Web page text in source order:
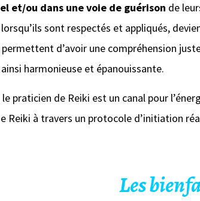
et/ou dans une voie de guérison de
sont respectés et appliqués,
d’avoir une compréhension
harmonieuse et épanouissante.
praticien de Reiki est un canal pour
Reiki à travers un protocole d’initiation
Les